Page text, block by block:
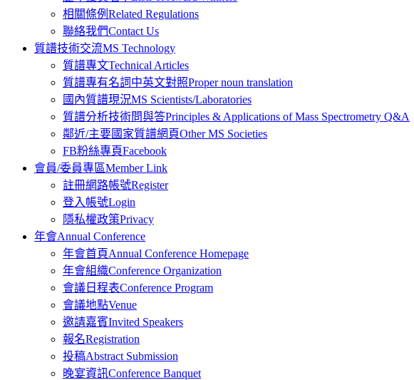
相關條例 Related Regulations
聯絡我們Contact Us
質譜技術交流MS Technology
質譜專文Technical Articles
質譜專有名詞中英文對照Proper noun translation
國內質譜現況MS Scientists/Laboratories
質譜分析技術問與答Principles & Applications of Mass Spectrometry Q&A
鄰近/主要國家質譜網頁Other MS Societies
FB粉絲專頁Facebook
會員/委員專區Member Link
註冊網路帳號Register
登入帳號Login
隱私權政策Privacy
年會Annual Conference
年會首頁Annual Conference Homepage
年會組織Conference Organization
會議日程表Conference Program
會議地點Venue
邀請嘉賓Invited Speakers
報名Registration
投稿Abstract Submission
晚宴資訊Conference Banquet